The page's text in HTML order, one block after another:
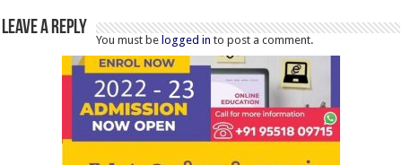
Leave a Reply
You must be logged in to post a comment.